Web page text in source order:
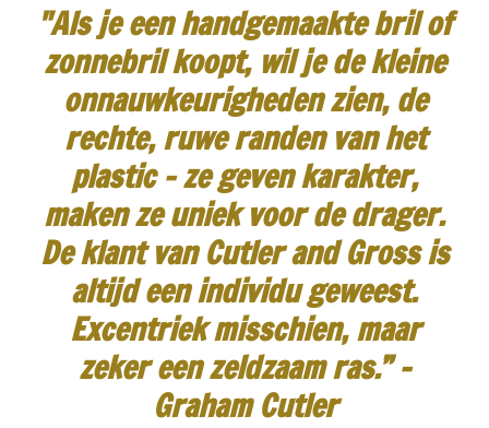
"Als je een handgemaakte bril of
zonnebril koopt, wil je de kleine
onnauwkeurigheden zien, de
rechte, ruwe randen van het
plastic - ze geven karakter,
maken ze uniek voor de drager.
De klant van Cutler and Gross is
altijd een individu geweest.
Excentriek misschien, maar
zeker een zeldzaam ras.” -
Graham Cutler